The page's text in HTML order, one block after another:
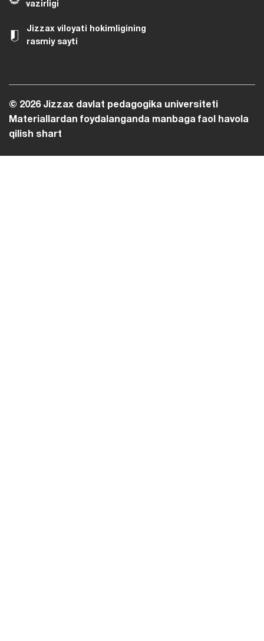
vazirligi
Jizzax viloyati hokimligining
rasmiy sayti
© 2026 Jizzax davlat pedagogika universiteti
Materiallardan foydalanganda manbaga faol havola
qilish shart